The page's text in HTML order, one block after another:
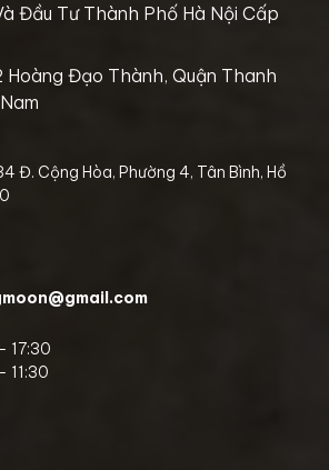
Đầu Tư Thành Phố Hà Nội Cấp
Đạo Thành, Quận Thanh
Đ. Cộng Hòa, Phường 4, Tân Bình, Hồ
17:30
11:30